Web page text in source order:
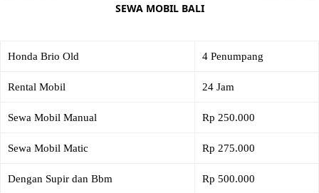
SEWA MOBIL BALI
Honda Brio Old 4 Penumpang
Rental Mobil 24 Jam
Sewa Mobil Manual Rp 250.000
Sewa Mobil Matic Rp 275.000
Dengan Supir dan Bbm Rp 500.000